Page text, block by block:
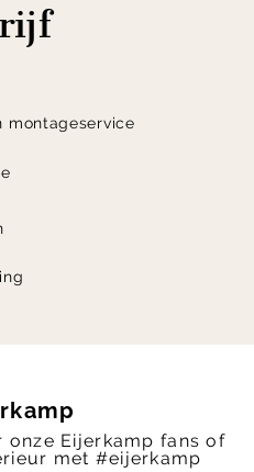
montageservice
onze Eijerkamp fans of
met #eijerkamp